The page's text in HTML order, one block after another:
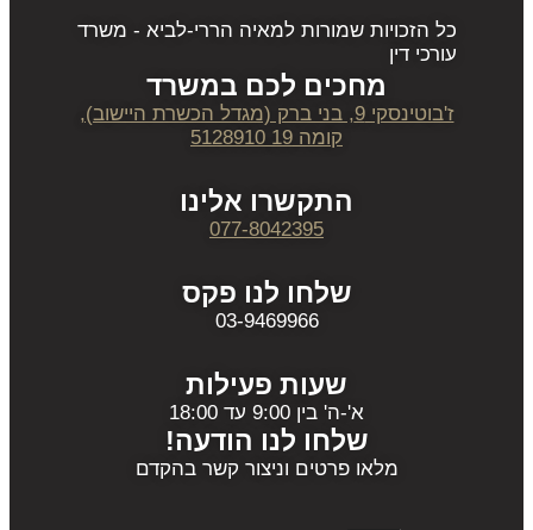
כל הזכויות שמורות למאיה הררי-לביא - משרד
עורכי דין
מחכים לכם במשרד
ז'בוטינסקי 9, בני ברק (מגדל הכשרת היישוב),
קומה 19 5128910
התקשרו אלינו
077-8042395
שלחו לנו פקס
03-9469966
שעות פעילות
א'-ה' בין 9:00 עד 18:00
שלחו לנו הודעה!
מלאו פרטים וניצור קשר בהקדם